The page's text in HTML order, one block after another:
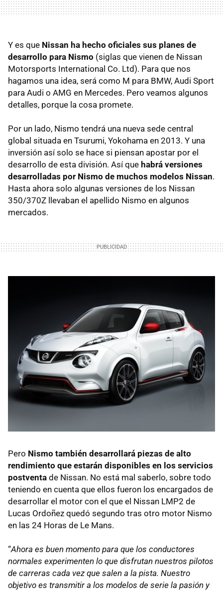
Y es que Nissan ha hecho oficiales sus planes de
desarrollo para Nismo (siglas que vienen de Nissan
Motorsports International Co. Ltd). Para que nos
hagamos una idea, será como M para BMW, Audi Sport
para Audi o AMG en Mercedes. Pero veamos algunos
detalles, porque la cosa promete.
Por un lado, Nismo tendrá una nueva sede central
global situada en Tsurumi, Yokohama en 2013. Y una
inversión así solo se hace si piensan apostar por el
desarrollo de esta división. Así que habrá versiones
desarrolladas por Nismo de muchos modelos Nissan.
Hasta ahora solo algunas versiones de los Nissan
350/370Z llevaban el apellido Nismo en algunos
mercados.
Pero Nismo también desarrollará piezas de alto
rendimiento que estarán disponibles en los servicios
postventa de Nissan. No está mal saberlo, sobre todo
teniendo en cuenta que ellos fueron los encargados de
desarrollar el motor con el que el Nissan LMP2 de
Lucas Ordoñez quedó segundo tras otro motor Nismo
en las 24 Horas de Le Mans.
“Ahora es buen momento para que los conductores
normales experimenten lo que disfrutan nuestros pilotos
de carreras cada vez que salen a la pista. Nuestro
objetivo es transmitir a los modelos de serie la pasión y